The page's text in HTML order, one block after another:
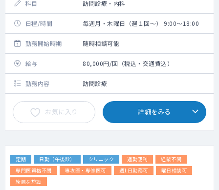
科目 訪問診療・内科
日程/時間 毎週月・木曜日（週１回～） 9:00～18:00
勤務開始時期 随時相談可能
給与 80,000円/回（税込・交通費込）
勤務内容 訪問診療
お気に入り 詳細をみる
定期 日勤（午後診） クリニック 通勤便利
経験不問
専門医資格不問
専攻医・専修医可 週1日勤務可
曜日相談可
綺麗な施設